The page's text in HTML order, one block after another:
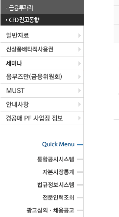
금융투자지
CFD 잔고동향